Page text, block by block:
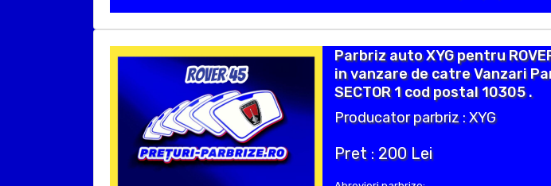
Parbriz auto XYG pentru
in vanzare de catre Vanzari
SECTOR 1 cod postal 10305 .
Producator parbriz : XYG
Pret : 200 Lei